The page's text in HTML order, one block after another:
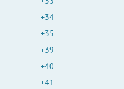
+34
+35
+39
+40
+41